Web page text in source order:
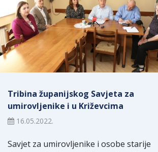
Tribina županijskog Savjeta za
umirovljenike i u Križevcima
16.05.2022.
Savjet za umirovljenike i osobe starije